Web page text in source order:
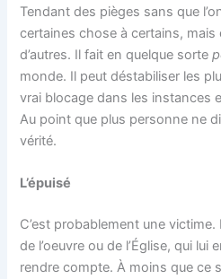
Tendant des pièges sans que
certaines chose à certains,
d’autres. Il fait en quelque sorte
monde. Il peut déstabiliser les
vrai blocage dans les instances
Au point que plus personne ne
vérité.
L’épuisé
C’est probablement une
de l’oeuvre ou de l’Église, qui lui
rendre compte. À moins que ce